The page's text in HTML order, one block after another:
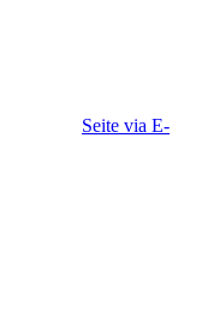
Seite via E-